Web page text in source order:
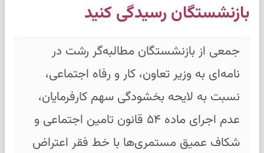
بازنشستگان رسیدگی کنید
جمعی از بازنشستگان مطالبه‌گر رشت در
نامه‌ای به وزیر تعاون، کار و رفاه اجتماعی،
نسبت به لایحه بخشودگی سهم کارفرمایان،
عدم اجرای ماده ۵۴ قانون تامین اجتماعی و
شکاف عمیق مستمری‌ها با خط فقر اعتراض